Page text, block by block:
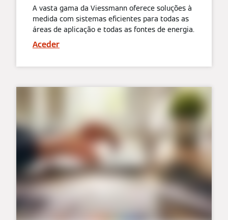
A vasta gama da Viessmann oferece soluções à
medida com sistemas eficientes para todas as
áreas de aplicação e todas as fontes de energia.
Aceder